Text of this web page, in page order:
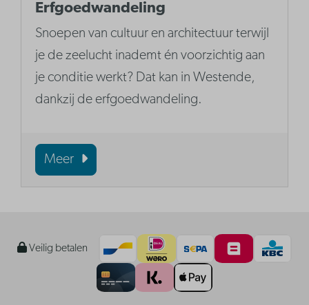
Erfgoedwandeling
Snoepen van cultuur en architectuur terwijl
je de zeelucht inademt én voorzichtig aan
je conditie werkt? Dat kan in Westende,
dankzij de erfgoedwandeling.
Meer
Veilig betalen